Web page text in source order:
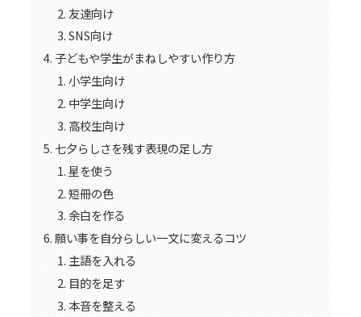
友達向け
SNS向け
子どもや学生がまねしやすい作り方
小学生向け
中学生向け
高校生向け
七夕らしさを残す表現の足し方
星を使う
短冊の色
余白を作る
願い事を自分らしい一文に変えるコツ
主語を入れる
目的を足す
本音を整える